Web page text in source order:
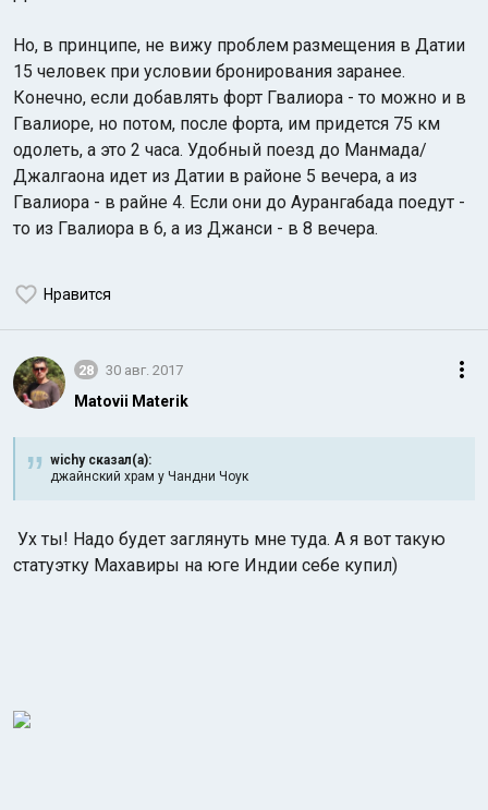
Но, в принципе, не вижу проблем размещения в Датии
15 человек при условии бронирования заранее.
Конечно, если добавлять форт Гвалиора - то можно и в
Гвалиоре, но потом, после форта, им придется 75 км
одолеть, а это 2 часа. Удобный поезд до Манмада/
Джалгаона идет из Датии в районе 5 вечера, а из
Гвалиора - в райне 4. Если они до Аурангабада поедут -
то из Гвалиора в 6, а из Джанси - в 8 вечера.
Нравится
28 30 авг. 2017
Matovii Materik
wichy сказал(а):
джайнский храм у Чандни Чоук
Ух ты! Надо будет заглянуть мне туда. А я вот такую
статуэтку Махавиры на юге Индии себе купил)